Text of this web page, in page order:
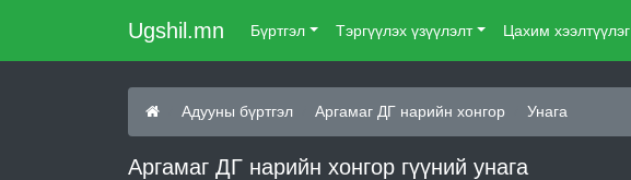
Ugshil.mn Бүртгэл Тэргүүлэх үзүүлэлт Цахим хээлтүүлэг
Адууны бүртгэл Аргамаг ДГ нарийн хонгор Унага
Аргамаг ДГ нарийн хонгор гүүний унага